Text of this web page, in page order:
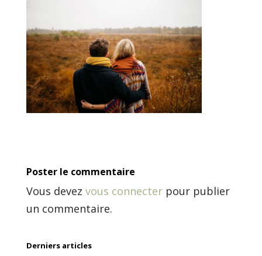
Poster le commentaire
Vous devez vous connecterpour publier
un commentaire.
Derniers articles